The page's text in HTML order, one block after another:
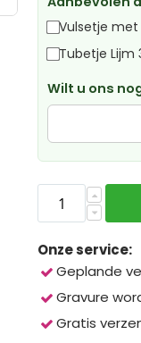
Vulsetje
Tubetje Lijm
Wilt u ons
Onze service:
Geplande
Gravure
Gratis